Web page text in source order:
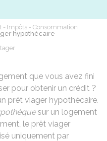
- Impôts - Consommation
hypothécaire
que vous avez fini
pour obtenir un crédit ?
prêt viager hypothécaire.
sur un logement
le prêt viager
uniquement par